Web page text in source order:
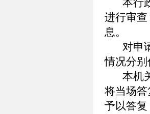
本行政
进行审
息。
对申请
情况分
本机关
将当场
予以答